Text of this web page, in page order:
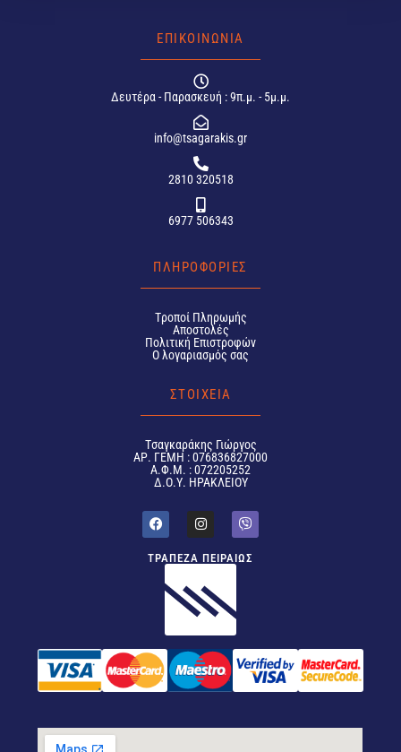
ΕΠΙΚΟΙΝΩΝΙΑ
Δευτέρα - Παρασκευή : 9π.μ. - 5μ.μ.
info@tsagarakis.gr
2810 320518
6977 506343
ΠΛΗΡΟΦΟΡΙΕΣ
Tροποί Πληρωμής
Αποστολές
Πολιτική Επιστροφών
Ο λογαριασμός σας
ΣΤΟΙΧΕΙΑ
Tσαγκαράκης Γιώργος
ΑΡ. ΓΕΜΗ : 076836827000
Α.Φ.Μ. : 072205252
Δ.Ο.Υ. ΗΡΑΚΛΕΙΟΥ
ΤΡΑΠΕΖΑ ΠΕΙΡΑΙΩΣ